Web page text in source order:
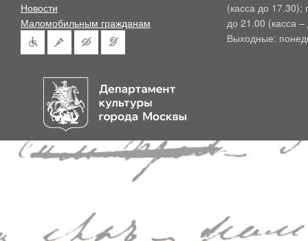
Новости
Маломобильным гражданам
(касса до 17.30);
до 21.00 (касса
Выходные: